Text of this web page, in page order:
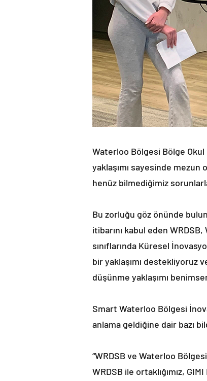
Waterloo Bölgesi Bölge
yaklaşımı sayesinde mezun
henüz bilmediğimiz
Bu zorluğu göz önünde
itibarını kabul eden
sınıflarında Küresel
bir yaklaşımı destekliyoruz
düşünme yaklaşımı
Smart Waterloo Bölgesi
anlama geldiğine dair bazı
“WRDSB ve Waterloo
WRDSB ile ortaklığımız,